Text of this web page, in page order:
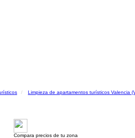
Limpieza de apartamentos turísticos Valencia
Compara precios de tu zona